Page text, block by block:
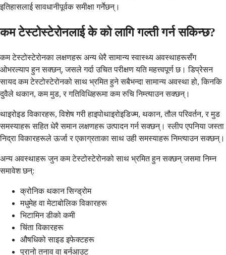
इतिहासलाई सावधानीपूर्वक समीक्षा गर्नेछन्।
कम टेस्टोस्टेरोनलाई के को लागि गल्ती गर्न सकिन्छ?
कम टेस्टोस्टेरोनका लक्षणहरू अन्य धेरै सामान्य स्वास्थ्य अवस्थाहरूसँग
ओभरल्याप हुन सक्छन्, जसले गर्दा उचित परीक्षण यति महत्त्वपूर्ण छ। डिप्रेसन
सायद कम टेस्टोस्टेरोनको साथ भ्रमित हुने सबैभन्दा सामान्य अवस्था हो, किनकि
दुवैले थकान, कम मुड, र गतिविधिहरूमा कम रुचि निम्त्याउन सक्छन्।
थाइरोइड विकारहरू, विशेष गरी हाइपोथाइरोइडिज्म, थकान, तौल परिवर्तन, र मुड
समस्याहरू सहित धेरै समान लक्षणहरू उत्पादन गर्न सक्छन्। स्लीप एपनिया जस्ता
निद्रा विकारहरूले ऊर्जा र एकाग्रताका साथ उही समस्याहरू निम्त्याउन सक्छन्।
अन्य अवस्थाहरू जुन कम टेस्टोस्टेरोनको साथ भ्रमित हुन सक्छन् जसमा निम्न
समावेश छन्:
क्रोनिक थकान सिन्ड्रोम
मधुमेह वा मेटाबोलिक विकारहरू
भिटामिन डीको कमी
चिंता विकारहरू
औषधिको साइड इफेक्टहरू
पुरानो तनाव वा बर्नआउट